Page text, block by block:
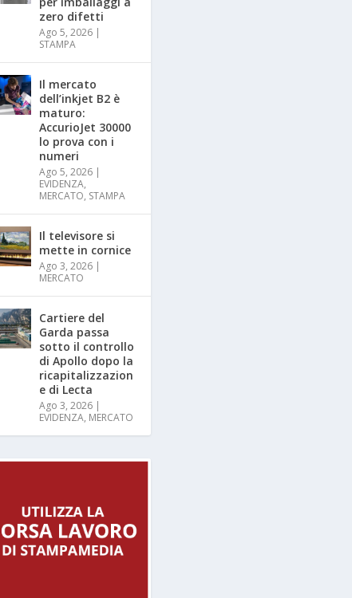
zero difetti
Ago 5, 2026 |
STAMPA
Il mercato
dell’inkjet B2 è
maturo:
AccurioJet 30000
lo prova con i
numeri
Ago 5, 2026 |
EVIDENZA,
MERCATO, STAMPA
Il televisore si
mette in cornice
Ago 3, 2026 |
MERCATO
Cartiere del
Garda passa
sotto il controllo
di Apollo dopo la
ricapitalizzazion
e di Lecta
Ago 3, 2026 |
EVIDENZA, MERCATO